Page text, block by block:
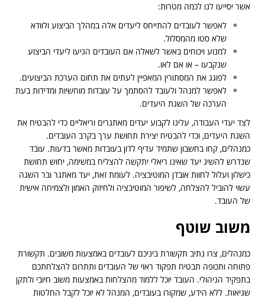
אשר יסייעו לנו לכמה מטרות:
לאפשר לעובדים להתייחס ליעדים אלה במהלך הביצוע ולוודא
שלא סטו מהמסלול.
למנוע ויכוחים באשר לשאלה אם העובדים הגיעו ליעדי הביצוע
שנקבעו – או אם לאו.
לפוגג את המסתורין המאפיין לעתים את תחום הערכת הביצועים.
לאפשר למנהל ולעובד להסתמך על עובדות מוחשיות ומדידות בעת
הערכה של השגת היעדים.
לצד יעדי העבודה, עלינו לקבוע יעדים מאתגרים וריאליים כדי להבטיח את
השגת היעדים, וכדי להבטיח יצירת תחושת ערך בקרב העובדים.
כמנהלים, קחו בחשבון שתמיד עדיף לדון בעובדות מאשר בדעות. עובד
שנדרש להשיג יעד שאינו ריאלי יתקשה להצליח במשימה, יחוש תחושת
כישלון ועלול לחוות אובדן המוטיבציה. לעומת זאת, יעד מאתגר ובר השגה
עשוי להוביל להצלחה, לשיפור המוטיבציה ולחיזוק האמון ולצמיחה אישית
של העובד.
משוב שוטף
כמנהלים, צרו נתיב תקשורת ביניכם לעובדים באמצעות משובים. תקשורת
פתוחה ותכופה תבטיח תפקוד ראוי של העובדים ותתרום להצלחתכם
בתפקיד הניהולי. העובד יוכל ללמוד מהצלחות באמצעות משוב חיובי ולתקן
שגיאות. ללא הידע, שמקורו בעובדים, המנהל לא יוכל לקבל החלטות